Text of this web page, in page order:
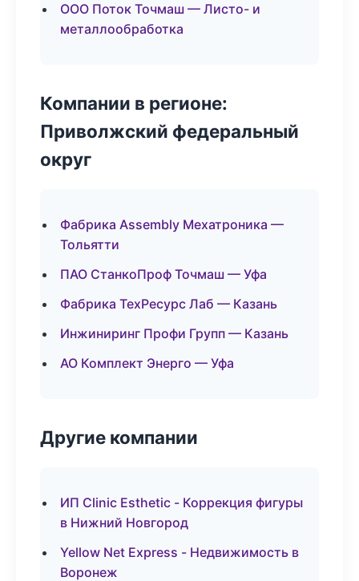
ООО Поток Точмаш — Листо- и
металлообработка
Компании в регионе:
Приволжский федеральный
округ
Фабрика Assembly Мехатроника —
Тольятти
ПАО СтанкоПроф Точмаш — Уфа
Фабрика ТехРесурс Лаб — Казань
Инжиниринг Профи Групп — Казань
АО Комплект Энерго — Уфа
Другие компании
ИП Clinic Esthetic - Коррекция фигуры
в Нижний Новгород
Yellow Net Express - Недвижимость в
Воронеж